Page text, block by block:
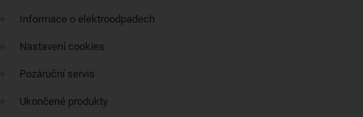
Informace o elektroodpadech
Nastavení cookies
Pozáruční servis
Ukončené produkty